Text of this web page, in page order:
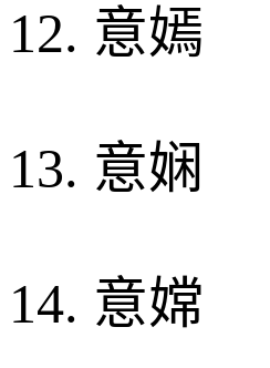
12. 意嫣
13. 意娴
14. 意嫦